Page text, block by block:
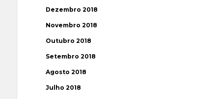
Dezembro 2018
Novembro 2018
Outubro 2018
Setembro 2018
Agosto 2018
Julho 2018